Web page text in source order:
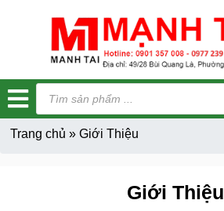
Tìm
kiếm
sản
phẩm
Trang chủ » Giới Thiệu
Giới Thiệu